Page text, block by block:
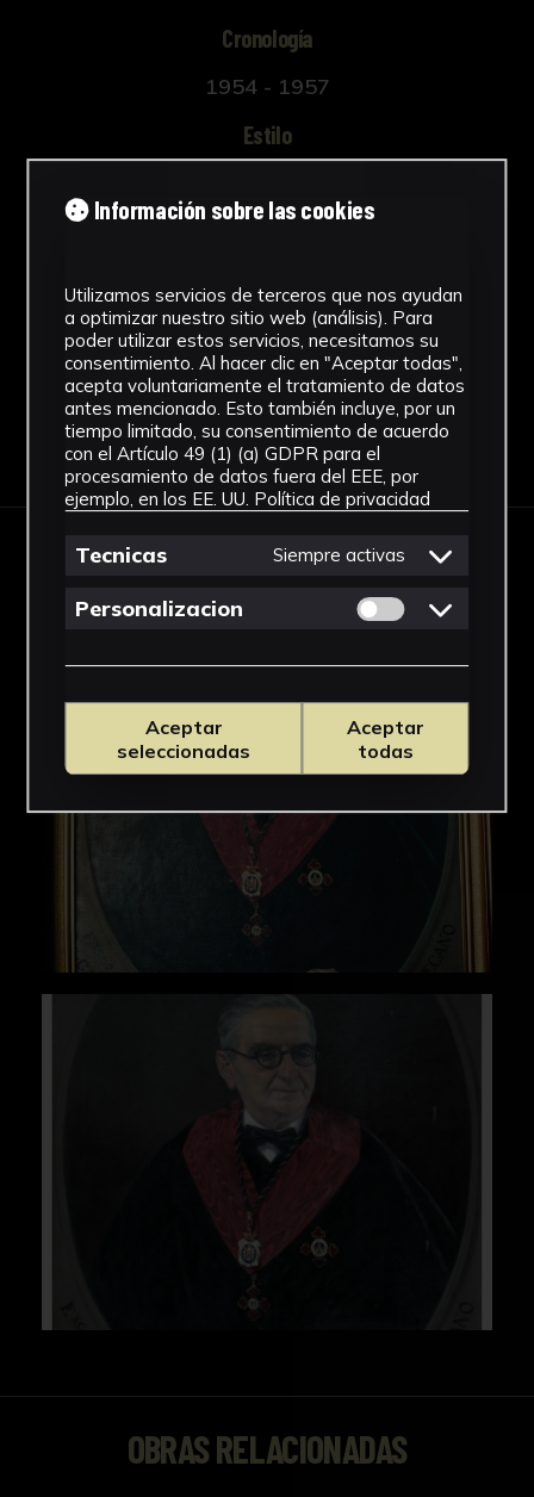
Cronología
1954 - 1957
Estilo
Ver más
Descargar Ficha
IMÁGENES
OBRAS RELACIONADAS
Información sobre las cookies
Utilizamos servicios de terceros que nos ayudan
a optimizar nuestro sitio web (análisis). Para
poder utilizar estos servicios, necesitamos su
consentimiento. Al hacer clic en "Aceptar todas",
acepta voluntariamente el tratamiento de datos
antes mencionado. Esto también incluye, por un
tiempo limitado, su consentimiento de acuerdo
con el Artículo 49 (1) (a) GDPR para el
procesamiento de datos fuera del EEE, por
ejemplo, en los EE. UU. Política de privacidad
Tecnicas Siempre activas
Personalizacion Permitir cookies
Aceptar
seleccionadas
Aceptar
todas